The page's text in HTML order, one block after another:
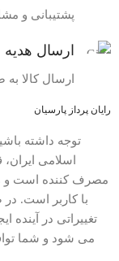
پشتیبانی و
ارسال هدیه
ارسال کالا
رایان پرداز پارسیان
توجه داشته
اسلامی
مصرف کننده است و
با کاربر است.
تغییراتی در
می شود و شما